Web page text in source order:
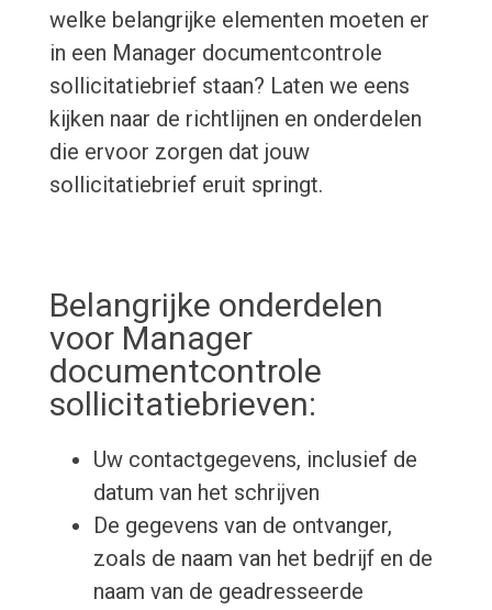
welke belangrijke elementen moeten er
in een Manager documentcontrole
sollicitatiebrief staan? Laten we eens
kijken naar de richtlijnen en onderdelen
die ervoor zorgen dat jouw
sollicitatiebrief eruit springt.
Belangrijke onderdelen
voor Manager
documentcontrole
sollicitatiebrieven:
Uw contactgegevens, inclusief de
datum van het schrijven
De gegevens van de ontvanger,
zoals de naam van het bedrijf en de
naam van de geadresseerde